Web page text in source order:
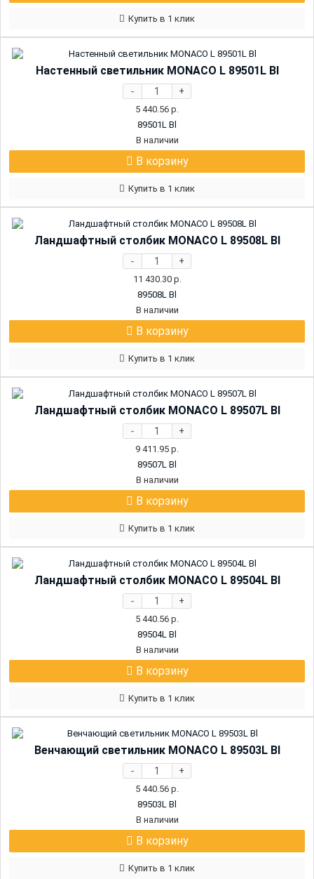
Купить в 1 клик
Настенный светильник MONACO L 89501L Bl
- +
5 440.56 р.
89501L Bl
В наличии
В корзину
Купить в 1 клик
Ландшафтный столбик MONACO L 89508L Bl
- +
11 430.30р.
89508L Bl
В наличии
В корзину
Купить в 1 клик
Ландшафтный столбик MONACO L 89507L Bl
- +
9 411.95 р.
89507L Bl
В наличии
В корзину
Купить в 1 клик
Ландшафтный столбик MONACO L 89504L Bl
- +
5 440.56 р.
89504L Bl
В наличии
В корзину
Купить в 1 клик
Венчающий светильник MONACO L 89503L Bl
- +
5 440.56 р.
89503L Bl
В наличии
В корзину
Купить в 1 клик